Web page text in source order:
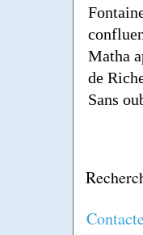
Matha
de
Sans